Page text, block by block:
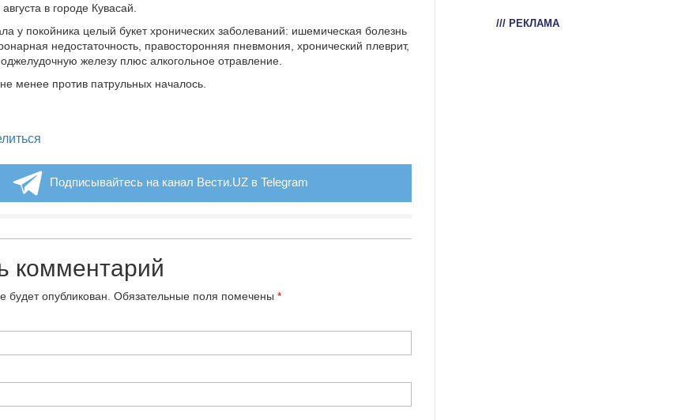
в городе Кувасай.
у покойника целый букет хронических заболеваний: ишемическая болезнь
недостаточность, правосторонняя пневмония, хронический плеврит,
железу плюс алкогольное отравление.
менее против патрульных началось.
Подписывайтесь на канал Вести.UZ в Telegram
комментарий
опубликован. Обязательные поля помечены *
/// РЕКЛАМА